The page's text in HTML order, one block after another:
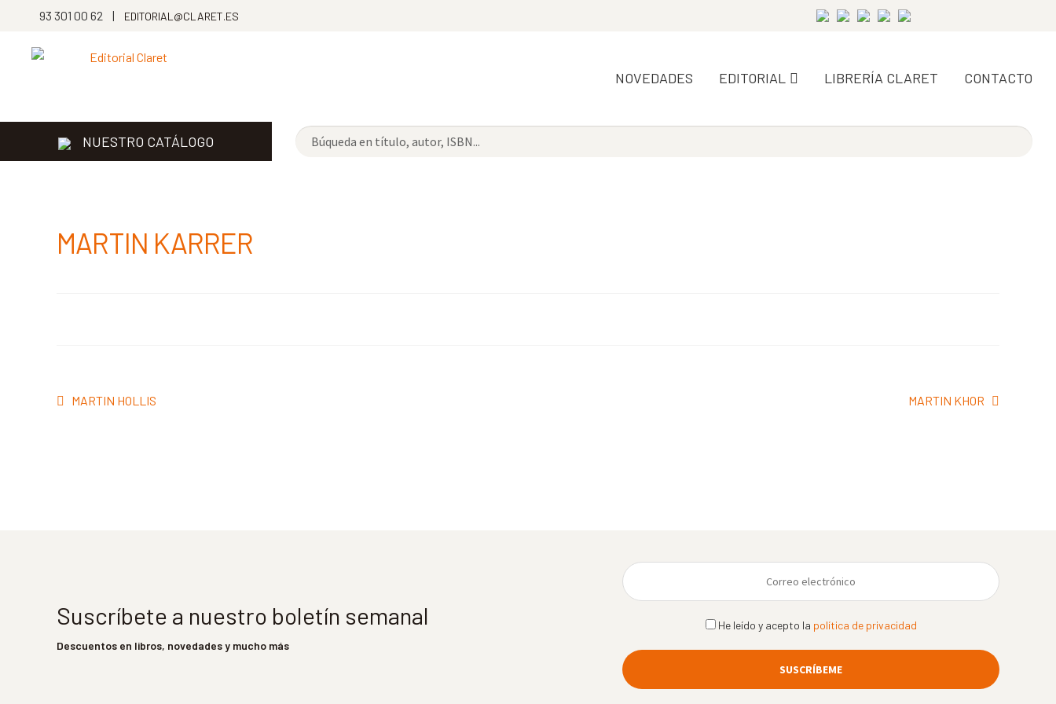
93 301 00 62 | EDITORIAL@CLARET.ES
NOVEDADES EDITORIAL LIBRERÍA CLARET CONTACTO
NUESTRO CATÁLOGO
MARTIN KARRER
Navegación
Anterior:
MARTIN HOLLIS Siguiente:
MARTIN KHOR
Suscríbete a nuestro boletín semanal
Descuentos en libros, novedades y mucho más
He leído y acepto la política de privacidad